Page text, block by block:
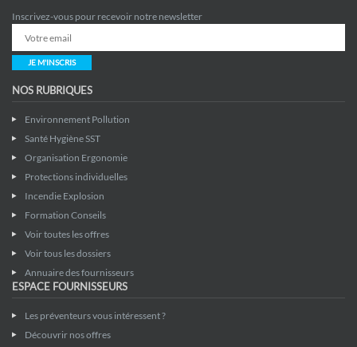
Inscrivez-vous pour recevoir notre newsletter
JE M'INSCRIS
NOS RUBRIQUES
Environnement Pollution
Santé Hygiène SST
Organisation Ergonomie
Protections individuelles
Incendie Explosion
Formation Conseils
Voir toutes les offres
Voir tous les dossiers
Annuaire des fournisseurs
ESPACE FOURNISSEURS
Les préventeurs vous intéressent ?
Découvrir nos offres